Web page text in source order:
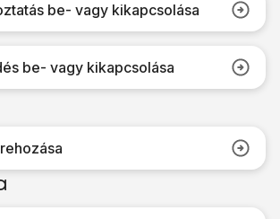
be- vagy kikapcsolása
be- vagy kikapcsolása